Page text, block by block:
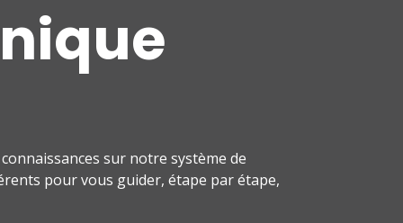
sur notre système de
pour vous guider, étape par étape,